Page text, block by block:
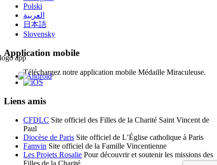
Polski
العربية
日本語
Slovensky
Application mobile
Téléchargez notre application mobile Médaille Miraculeuse.
Liens amis
CFDLC Site officiel des Filles de la Charité Saint Vincent de
Paul
Diocèse de Paris Site officiel de L’Église catholique à Paris
Famvin Site officiel de la Famille Vincentienne
Les Projets Rosalie Pour découvrir et soutenir les missions des
Filles de la Charité